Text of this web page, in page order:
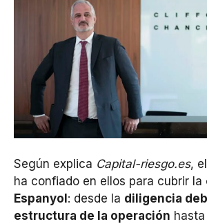
Según explica Capital-riesgo.es,
ha confiado en ellos para cubrir la
Espanyol : desde la diligencia
estructura de la operación